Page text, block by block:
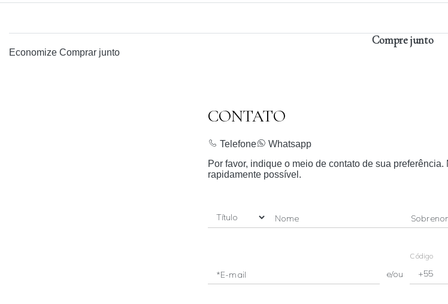
Compre junto
Economize Comprar junto
CONTATO
Telefone
Whatsapp
Por favor, indique o meio de contato de sua
rapidamente possível.
Nome
*E-mail e/ou
Código